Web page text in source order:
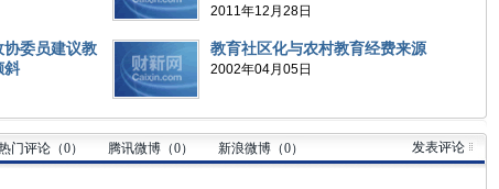
2011年12月28日
协委员建议教
斜
教育社区化与农村教育经费来源
2002年04月05日
发表评论
门评论（0） 腾讯微博（0） 新浪微博（0）